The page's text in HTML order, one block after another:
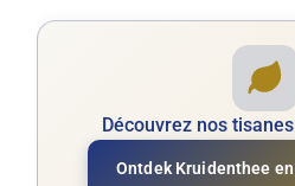
Découvrez nos
Ontdek Kruidenthee